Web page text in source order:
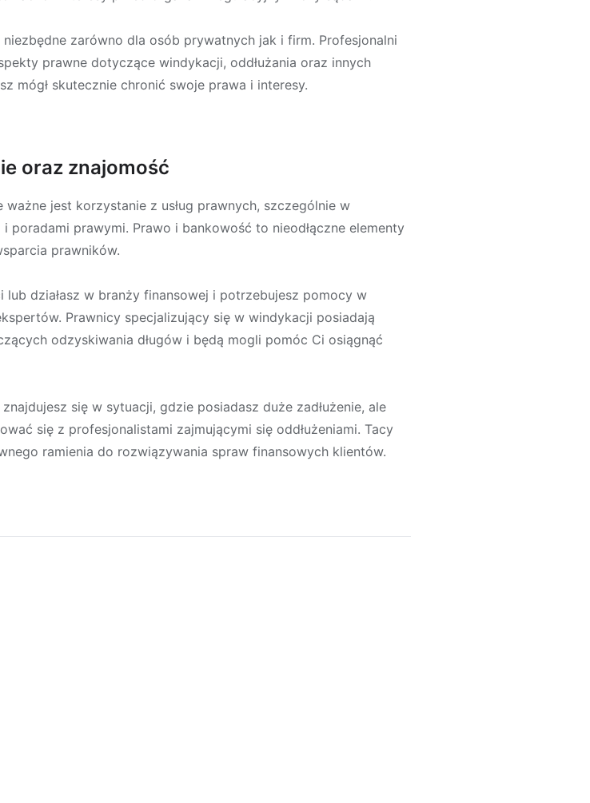
zarówno dla osób prywatnych jak i firm. Profesjonalni
prawne dotyczące windykacji, oddłużania oraz innych
mógł skutecznie chronić swoje prawa i interesy.
oraz znajomość
jest korzystanie z usług prawnych, szczególnie w
poradami prawymi. Prawo i bankowość to nieodłączne elementy
prawników.
działasz w branży finansowej i potrzebujesz pomocy w
Prawnicy specjalizujący się w windykacji posiadają
odzyskiwania długów i będą mogli pomóc Ci osiągnąć
się w sytuacji, gdzie posiadasz duże zadłużenie, ale
się z profesjonalistami zajmującymi się oddłużeniami. Tacy
ramienia do rozwiązywania spraw finansowych klientów.